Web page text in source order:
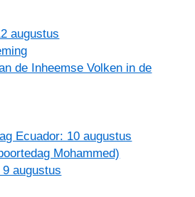
augustus
de Inheemse Volken in de
Ecuador: 10 augustus
Mohammed)
augustus